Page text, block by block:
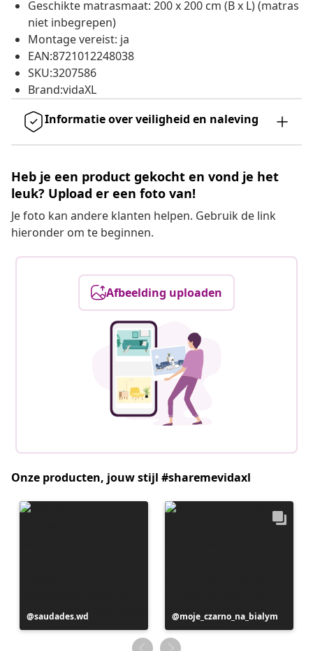
Geschikte matrasmaat: 200 x 200 cm (B x L) (matras
niet inbegrepen)
Montage vereist: ja
EAN:8721012248038
SKU:3207586
Brand:vidaXL
Informatie over veiligheid en naleving
Heb je een product gekocht en vond je het
leuk? Upload er een foto van!
Je foto kan andere klanten helpen. Gebruik de link
hieronder om te beginnen.
Afbeelding uploaden
Onze producten, jouw stijl #sharemevidaxl
Bericht
gepubliceerd
saudades.wd
Bericht
gepubliceerd
door
moje_czarno_na_bialym